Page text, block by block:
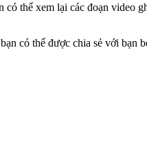
có thể xem lại các đoạn
có thể được chia sẻ với